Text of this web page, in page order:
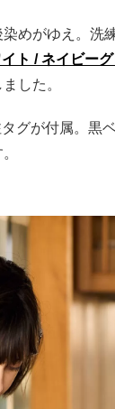
めがゆえ。洗
ト / ネイビー
した。
グが付属。黒